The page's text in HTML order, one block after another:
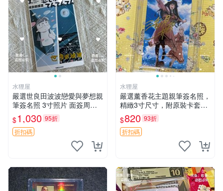
水狸屋
嚴選世良田波波戀愛與夢想親
筆簽名照 3寸照片 面簽周邊
照片卡磚
$1,030 95折
折扣碼
水狸屋
嚴選薰香花主題親筆簽名照，
精緻3寸尺寸，附原裝卡套。
收藏級品相，值得珍藏。 薰
香花 花卉 照片
$820 93折
折扣碼